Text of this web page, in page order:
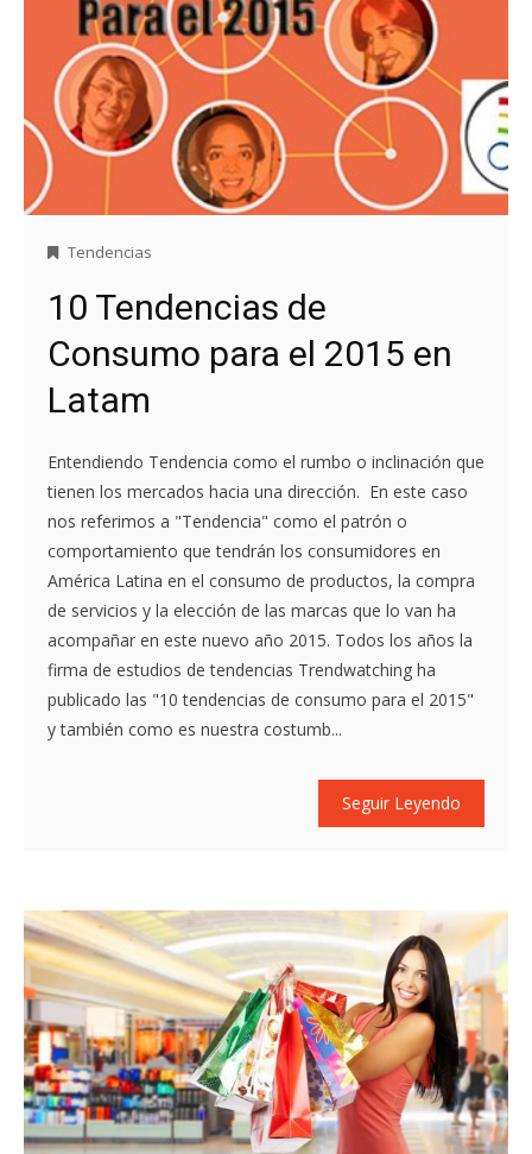
Tendencias
10 Tendencias de
Consumo para el 2015 en
Latam
Entendiendo Tendencia como el rumbo o inclinación que
tienen los mercados hacia una dirección. En este caso
nos referimos a "Tendencia" como el patrón o
comportamiento que tendrán los consumidores en
América Latina en el consumo de productos, la compra
de servicios y la elección de las marcas que lo van ha
acompañar en este nuevo año 2015. Todos los años la
firma de estudios de tendencias Trendwatching ha
publicado las "10 tendencias de consumo para el 2015"
y también como es nuestra costumb...
Seguir Leyendo